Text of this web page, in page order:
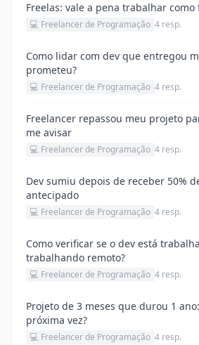
Freelas: vale a pena trabalhar como
💻 Freelancer de Programação 4 resp.
Como lidar com dev que entregou
prometeu?
💻 Freelancer de Programação 4 resp.
Freelancer repassou meu projeto
me avisar
💻 Freelancer de Programação 4 resp.
Dev sumiu depois de receber 50%
antecipado
💻 Freelancer de Programação 4 resp.
Como verificar se o dev está
trabalhando remoto?
💻 Freelancer de Programação 4 resp.
Projeto de 3 meses que durou 1
próxima vez?
💻 Freelancer de Programação 4 resp.